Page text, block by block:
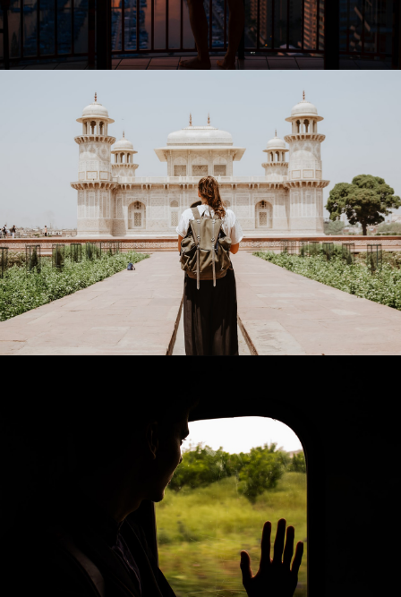
PLACES
PLACES